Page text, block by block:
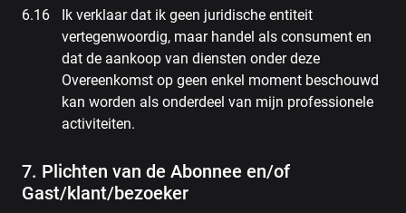
Ik verklaar dat ik geen juridische entiteit
vertegenwoordig, maar handel als consument en
dat de aankoop van diensten onder deze
Overeenkomst op geen enkel moment beschouwd
kan worden als onderdeel van mijn professionele
activiteiten.
7. Plichten van de Abonnee en/of
Gast/klant/bezoeker